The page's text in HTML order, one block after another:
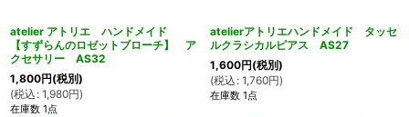
atelier アトリエ ハンドメイド
【すずらんのロゼットブローチ】 ア
クセサリー AS32
1,800円(税別)
(税込 : 1,980円)
在庫数 1点
atelierアトリエハンドメイド タッセ
ルクラシカルピアス AS27
1,600円(税別)
(税込 : 1,760円)
在庫数 1点